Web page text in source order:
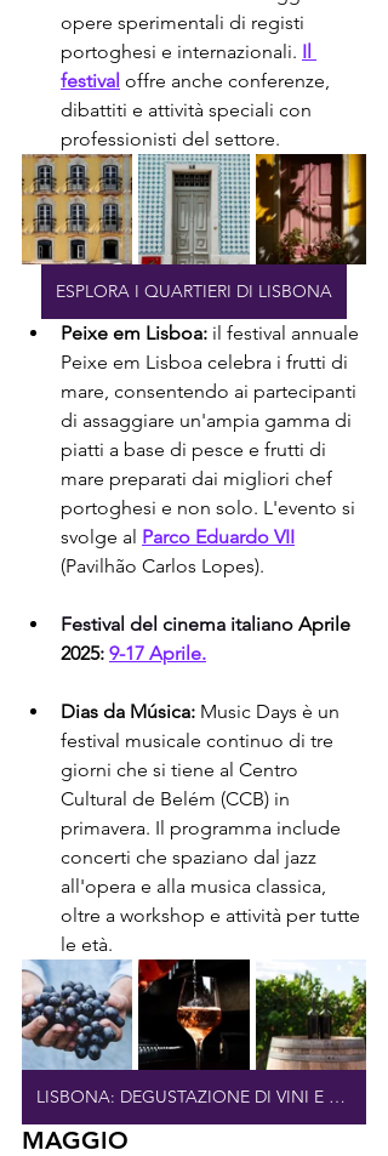
opere sperimentali di registi
portoghesi e internazionali. Il
festival offre anche conferenze,
dibattiti e attività speciali con
professionisti del settore.
ESPLORA I QUARTIERI DI LISBONA
Peixe em Lisboa: il festival annuale
Peixe em Lisboa celebra i frutti di
mare, consentendo ai partecipanti
di assaggiare un'ampia gamma di
piatti a base di pesce e frutti di
mare preparati dai migliori chef
portoghesi e non solo. L'evento si
svolge al Parco Eduardo VII
(Pavilhão Carlos Lopes).
Festival del cinema italiano Aprile
2025: 9-17 Aprile.
Dias da Música: Music Days è un
festival musicale continuo di tre
giorni che si tiene al Centro
Cultural de Belém (CCB) in
primavera. Il programma include
concerti che spaziano dal jazz
all'opera e alla musica classica,
oltre a workshop e attività per tutte
le età.
LISBONA: DEGUSTAZIONE DI VINI E TAPAS
MAGGIO